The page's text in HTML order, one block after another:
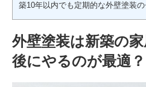
築10年以内でも定期的な外壁塗装の
外壁塗装は新築の
後にやるのが最適？